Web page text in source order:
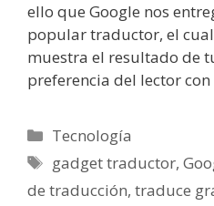
ello que Google nos
popular traductor, el
muestra el resultado de
preferencia del lector
Categorías
Tecnología
Etiquetas
gadget traductor,
de traducción, traduce